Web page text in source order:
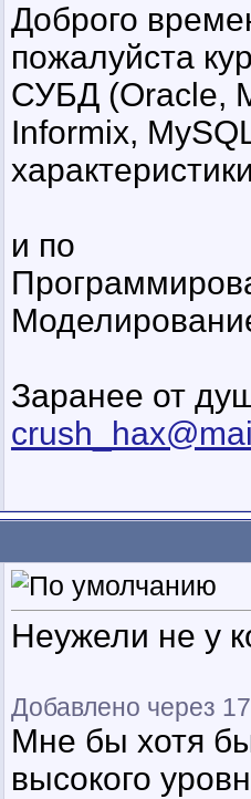
Доброго
пожалуйста
СУБД (Oracle,
Informix,
и по
Заранее от
Неужели не у
Добавлено через
Мне бы хотя
высокого